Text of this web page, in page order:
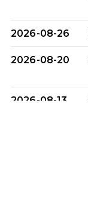
2026-08-26
2026-08-20
2026-08-13